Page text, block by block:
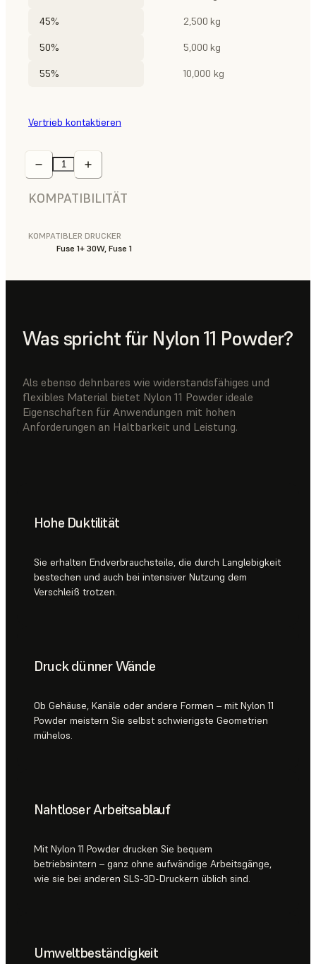
45% 2,500 kg
50% 5,000 kg
55% 10,000 kg
Vertrieb kontaktieren
KOMPATIBILITÄT
KOMPATIBLER DRUCKER
Fuse 1+ 30W, Fuse 1
Was spricht für Nylon 11 Powder?
Als ebenso dehnbares wie widerstandsfähiges und
flexibles Material bietet Nylon 11 Powder ideale
Eigenschaften für Anwendungen mit hohen
Anforderungen an Haltbarkeit und Leistung.
Hohe Duktilität
Sie erhalten Endverbrauchsteile, die durch Langlebigkeit
bestechen und auch bei intensiver Nutzung dem
Verschleiß trotzen.
Druck dünner Wände
Ob Gehäuse, Kanäle oder andere Formen – mit Nylon 11
Powder meistern Sie selbst schwierigste Geometrien
mühelos.
Nahtloser Arbeitsablauf
Mit Nylon 11 Powder drucken Sie bequem
betriebsintern – ganz ohne aufwändige Arbeitsgänge,
wie sie bei anderen SLS-3D-Druckern üblich sind.
Umweltbeständigkeit